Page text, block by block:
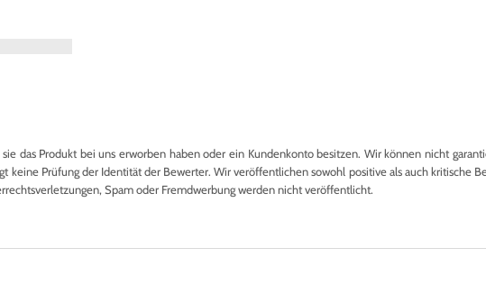
das Produkt bei uns erworben haben oder ein Kundenkonto besitzen. Wir können nicht
Prüfung der Identität der Bewerter. Wir veröffentlichen sowohl positive als auch kritische
Spam oder Fremdwerbung werden nicht veröffentlicht.